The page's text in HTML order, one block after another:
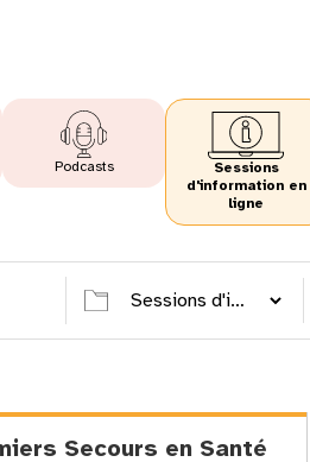
Podcasts
Sessions
d'information en
ligne
Catégorie
Secours en Santé